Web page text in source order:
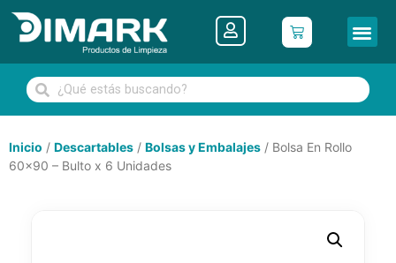
Inicio / Descartables / Bolsas y Embalajes / Bolsa En Rollo
60×90 – Bulto x 6 Unidades